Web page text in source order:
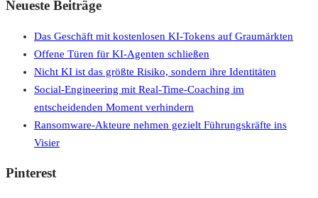
Neueste Beiträge
Das Geschäft mit kostenlosen KI-Tokens auf Graumärkten
Offene Türen für KI-Agenten schließen
Nicht KI ist das größte Risiko, sondern ihre Identitäten
Social-Engineering mit Real-Time-Coaching im
entscheidenden Moment verhindern
Ransomware-Akteure nehmen gezielt Führungskräfte ins
Visier
Pinterest